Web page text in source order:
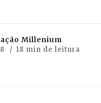
Millenium
18 min de leitura